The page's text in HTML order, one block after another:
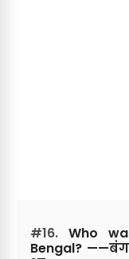
#16. Who
Bengal?